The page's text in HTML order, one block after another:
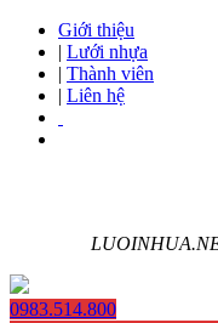
Giới thiệu
| Lưới nhựa
| Thành viên
| Liên hệ
0983.514.800